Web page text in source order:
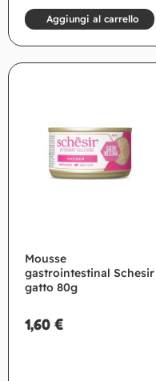
Aggiungi al carrello
Mousse
gastrointestinal Schesir
gatto 80g
1,60 €